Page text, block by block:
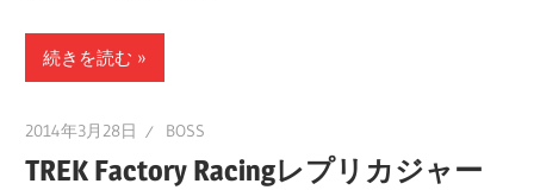
続きを読む
2014年3月28日 BOSS
TREK Factory Racingレプリカジャー